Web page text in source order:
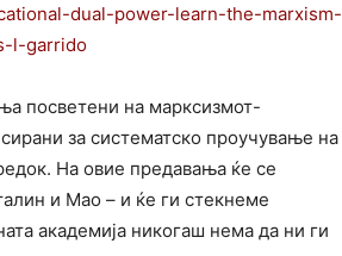
dual-power-learn-the-marxism-
l-garrido
посветени на марксизмот-
за систематско проучување на
На овие предавања ќе се
и Мао – и ќе ги стекнеме
академија никогаш нема да ни ги